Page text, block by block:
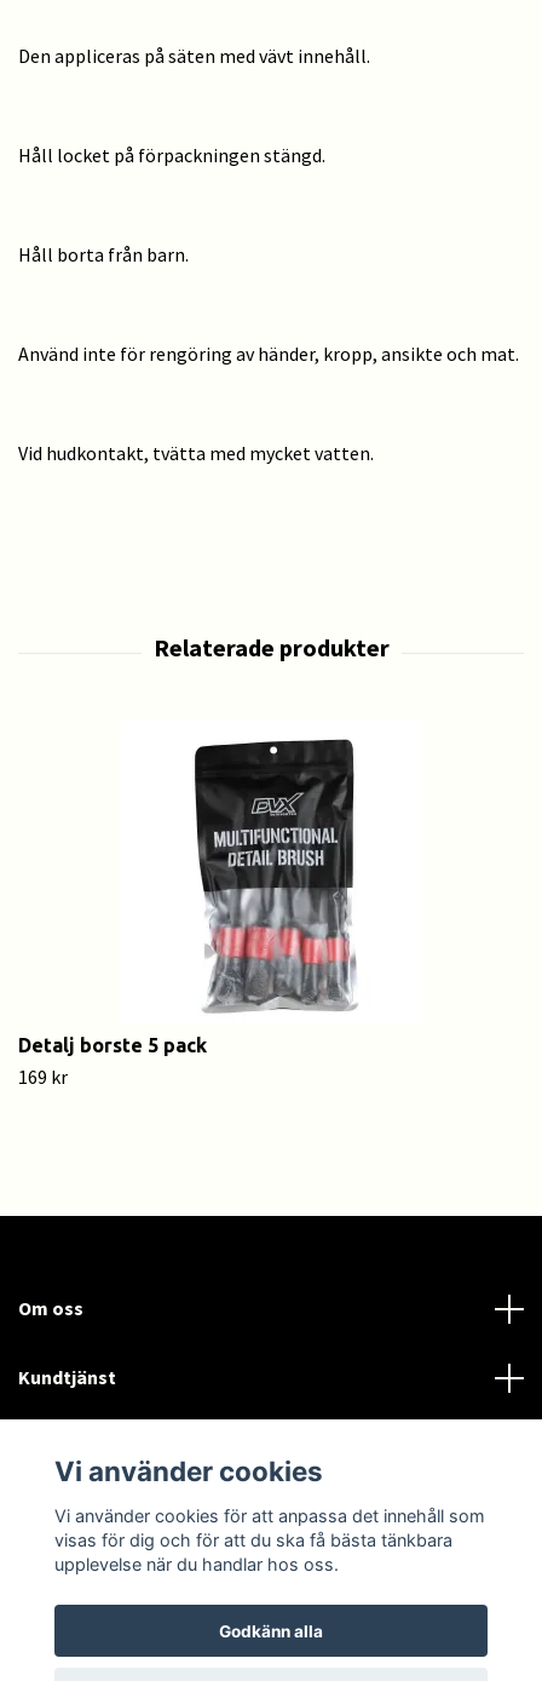
Den appliceras på säten med vävt innehåll.
Håll locket på förpackningen stängd.
Håll borta från barn.
Använd inte för rengöring av händer, kropp, ansikte och mat.
Vid hudkontakt, tvätta med mycket vatten.
Detalj borste 5 pack
169 kr
Om oss
Kundtjänst
Sociala medier
Vi använder cookies
Vi använder cookies för att anpassa det innehåll som
visas för dig och för att du ska få bästa tänkbara
upplevelse när du handlar hos oss.
Godkänn alla